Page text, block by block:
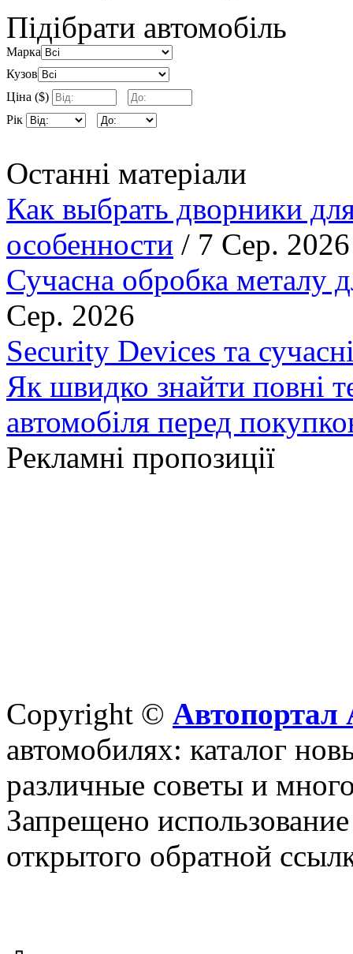
Підібрати автомобіль
Марка
Кузов
Ціна ($)
Рік
Останні матеріали
Как выбрать дворники
особенности / 7 Сер. 2026
Сучасна обробка металу
Сер. 2026
Security Devices та
Як швидко знайти повні
автомобіля перед
Рекламні пропозиції
Copyright © Автопортал
автомобилях: каталог
различные советы и
Запрещено
открытого обратной